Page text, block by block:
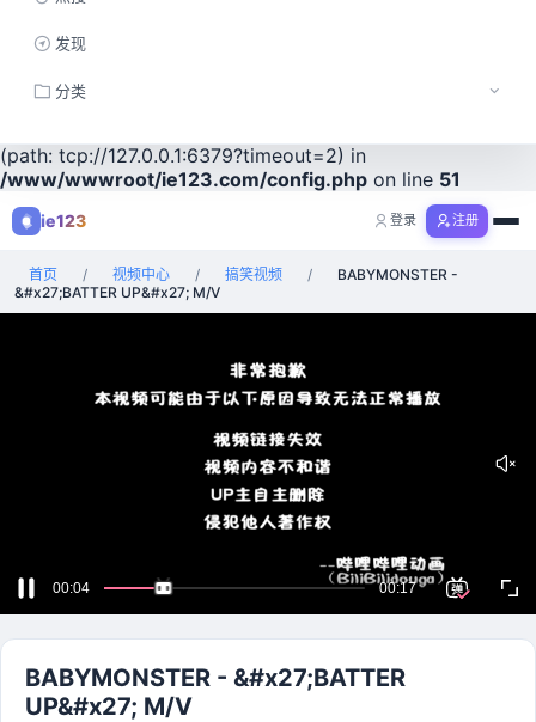
Notice: session_start(): Redis not available while creating
line51
(path: tcp://127.0.0.1:6379?timeout=2) in
/www/wwwroot/ie123.com/config.php on line 51
ie123
发现
分类
工具
视频
全部分类
登录 注册
首页 / 视频中心 / 搞笑视频 /
BABYMONSTER -
&#x27;BATTER UP&#x27; M/V
BABYMONSTER - &#x27;BATTER
UP&#x27; M/V